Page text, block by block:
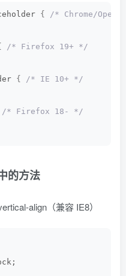
{
/* Chrome/
/* Firefox 19+ */
{
/* IE 10+ */
/* Firefox 18- */
的方法
align（兼容 IE8）